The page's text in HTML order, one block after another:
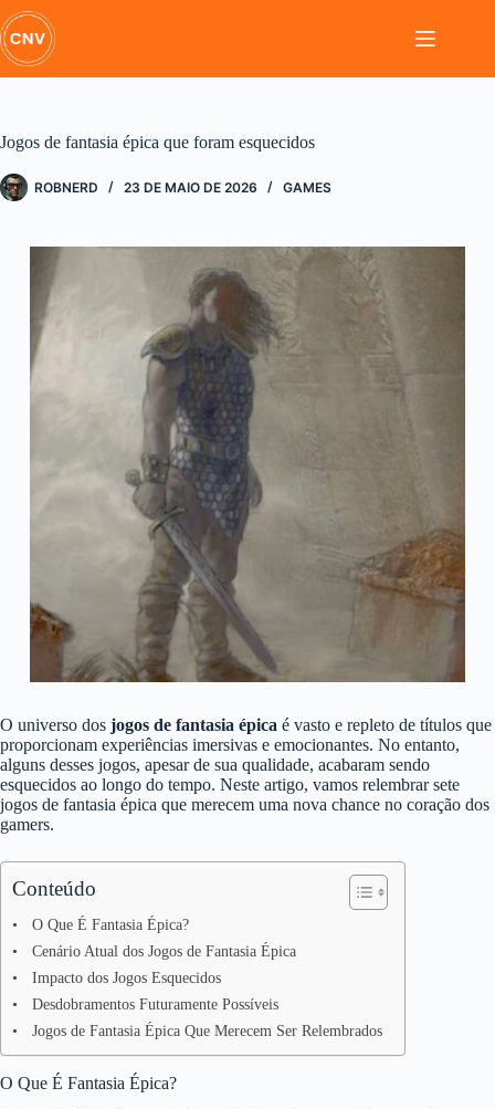
Pular
para
o
conteúdo
Jogos de fantasia épica que foram esquecidos
ROBNERD 23 DE MAIO DE 2026 GAMES
O universo dos jogos de fantasia épica é vasto e repleto de títulos que
proporcionam experiências imersivas e emocionantes. No entanto,
alguns desses jogos, apesar de sua qualidade, acabaram sendo
esquecidos ao longo do tempo. Neste artigo, vamos relembrar sete
jogos de fantasia épica que merecem uma nova chance no coração dos
gamers.
Conteúdo
O Que É Fantasia Épica?
Cenário Atual dos Jogos de Fantasia Épica
Impacto dos Jogos Esquecidos
Desdobramentos Futuramente Possíveis
Jogos de Fantasia Épica Que Merecem Ser Relembrados
O Que É Fantasia Épica?